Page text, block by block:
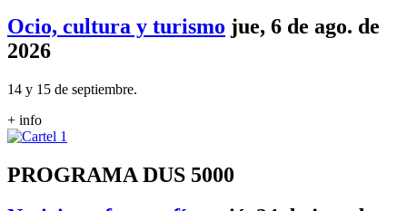
Ocio, cultura y turismo jue, 6 de ago. de
2026
14 y 15 de septiembre.
+ info
PROGRAMA DUS 5000